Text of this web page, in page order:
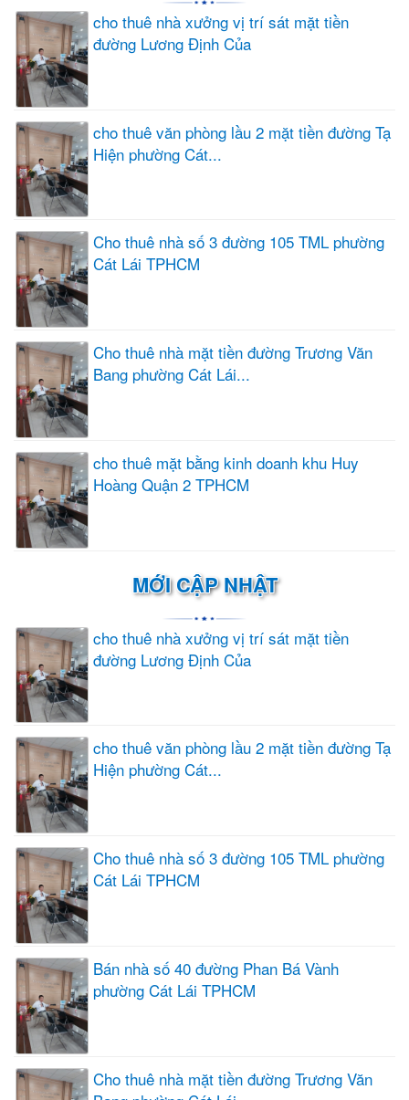
cho thuê nhà xưởng vị trí sát mặt tiền
đường Lương Định Của
cho thuê văn phòng lầu 2 mặt tiền đường Tạ
Hiện phường Cát...
Cho thuê nhà số 3 đường 105 TML phường
Cát Lái TPHCM
Cho thuê nhà mặt tiền đường Trương Văn
Bang phường Cát Lái...
cho thuê mặt bằng kinh doanh khu Huy
Hoàng Quận 2 TPHCM
MỚI CẬP NHẬT
cho thuê nhà xưởng vị trí sát mặt tiền
đường Lương Định Của
cho thuê văn phòng lầu 2 mặt tiền đường Tạ
Hiện phường Cát...
Cho thuê nhà số 3 đường 105 TML phường
Cát Lái TPHCM
Bán nhà số 40 đường Phan Bá Vành
phường Cát Lái TPHCM
Cho thuê nhà mặt tiền đường Trương Văn